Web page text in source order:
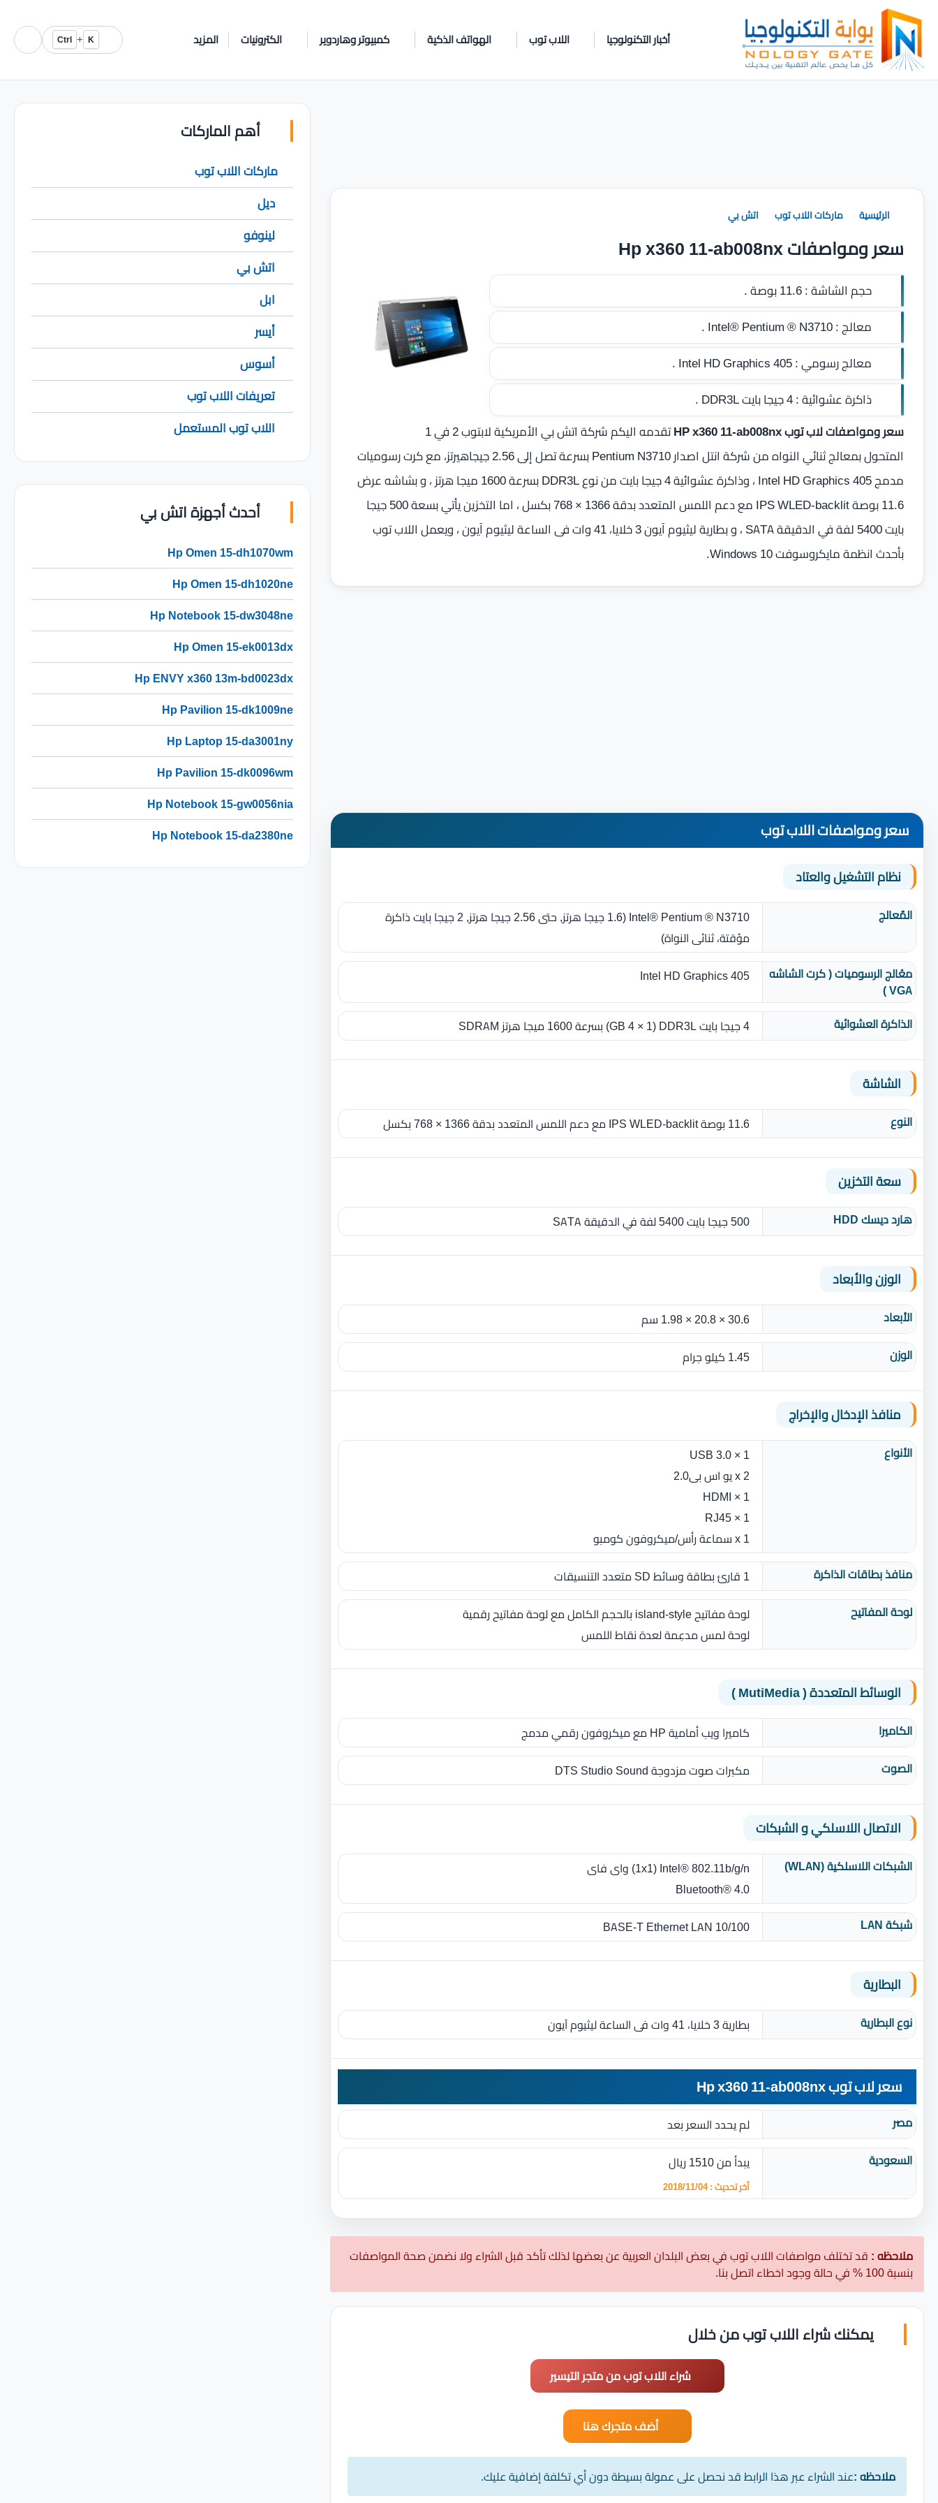
أخبار التكنولوجيا اللاب توب الهواتف الذكية كمبيوتر وهاردوير الكترونيات المزيد K
+
Ctrl
الرئيسية ماركات اللاب توب اتش بي
سعر ومواصفات Hp x360 11-ab008nx
حجم الشاشة :11.6 بوصة .
معالج :Intel® Pentium ® N3710 .
معالج رسومي :Intel HD Graphics 405 .
ذاكرة عشوائية :4 جيجا بايت DDR3L
.
سعر ومواصفات لاب توب HP x360 11-ab008nx
تقدمه اليكم شركة اتش بي الأمريكية لابتوب 2 في 1
المتحول بمعالج ثنائي النواه من شركة انتل اصدار Pentium N3710 بسرعة تصل إلى 2.56 جيجاهيرتز، مع كرت رسوميات
مدمج Intel HD Graphics 405 ، وذاكرة عشوائية 4 جيجا بايت من نوع DDR3L بسرعة 1600 ميجا هرتز ، و بشاشه عرض
11.6 بوصة IPS WLED-backlit مع دعم اللمس المتعدد‏ ‏بدقة 1366 × 768 بكسل ، اما التخزين يأتي بسعة 500 جيجا
بايت 5400 لفة في الدقيقة SATA ، و بطارية ليثيوم آيون 3 خلايا، 41 وات فى الساعة ليثيوم آيون‏ ، ويعمل اللاب توب
بأحدث انظمة مايكروسوفت Windows 10.
سعر ومواصفات اللاب توب
نظام التشغيل والعتاد
المٌعالج
Intel® Pentium ® N3710 ‏(‏1.6 جيجا هرتز‏,‏ حتى 2.56 جيجا هرتز‏,‏ 2 جيجا بايت ذاكرة
مؤقتة، ثنائى النواة‏)‏
معُالج الرسوميات ( كرت الشاشه
VGA )
Intel HD Graphics 405
الذاكرة العشوائية 4 جيجا بايت DDR3L‎ ‏(‏1 × 4 GB‏) بسرعة 1600 ميجا هرتز SDRAM ‏
الشاشة
النوع 11.6 بوصة IPS WLED-backlit مع دعم اللمس المتعدد‏ ‏بدقة 1366 × 768 بكسل
سعة التخزين
هارد ديسك HDD 500 جيجا بايت 5400 لفة في الدقيقة SATA
الوزن والأبعاد
الأبعاد
30.6 × 20.8 × 1.98 سم
الوزن
1.45 كيلو جرام
منافذ الإدخال والإخراج
الأنواع
1 × USB 3.0
2 x يو اس بى2.0
1 × HDMI
1 × RJ45
1 x سماعة رأس/ميكروفون كومبو
منافذ بطاقات الذاكرة
1 قارئ بطاقة وسائط SD متعدد التنسيقات
لوحة المفاتيح
لوحة مفاتيح island‎-style بالحجم الكامل مع لوحة مفاتيح رقمية
لوحة لمس مدعِمة لعدة نقاط اللمس
الوسائط المتعددة ( MutiMedia )
الكاميرا
كاميرا ويب أمامية HP مع ميكروفون رقمي مدمج
الصوت
مكبرات صوت مزدوجة DTS Studio Sound
الاتصال اللاسلكي و الشبكات
الشبكات اللاسلكية (WLAN)
Intel® 802.11b/g/n ‏(‏1x1‏)‏ واى فاى
Bluetooth® 4.0
شبكة LAN
10/100 BASE‎-T Ethernet LAN
البطارية
نوع البطارية‏ بطارية 3 خلايا، 41 وات فى الساعة ليثيوم آيون
سعر لاب توب Hp x360 11-ab008nx
مصر
لم يحدد السعر بعد
السعودية
يبدأ من 1510 ريال
أخر تحديث : 2018/11/04
ملاحظه : قد تختلف مواصفات اللاب توب في بعض البلدان العربية عن بعضها لذلك تأكد قبل الشراء ولا نضمن صحة المواصفات
بنسبة 100 % في حالة وجود اخطاء اتصل بنا.
يمكنك شراء اللاب توب من خلال
شراء اللاب توب من متجر التيسير
أضف متجرك هنا
ملاحظه :عند الشراء عبر هذا الرابط قد نحصل على عمولة بسيطة دون أي تكلفة إضافية عليك.
أهم الماركات
ماركات اللاب توب
ديل
لينوفو
اتش بي
ابل
أيسر
أسوس
تعريفات اللاب توب
اللاب توب المستعمل
أحدث أجهزة اتش بي
Hp Omen 15-dh1070wm
Hp Omen 15-dh1020ne
Hp Notebook 15-dw3048ne
Hp Omen 15-ek0013dx
Hp ENVY x360 13m-bd0023dx
Hp Pavilion 15-dk1009ne
Hp Laptop 15-da3001ny
Hp Pavilion 15-dk0096wm
Hp Notebook 15-gw0056nia
Hp Notebook 15-da2380ne